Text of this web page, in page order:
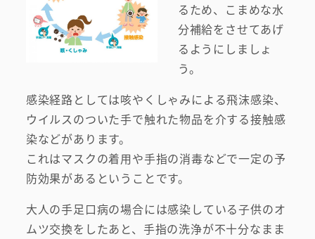
るため、こまめな水
分補給をさせてあげ
るようにしましょ
う。
感染経路としては咳やくしゃみによる飛沫感染、
ウイルスのついた手で触れた物品を介する接触感
染などがあります。
これはマスクの着用や手指の消毒などで一定の予
防効果があるということです。
大人の手足口病の場合には感染している子供のオ
ムツ交換をしたあと、手指の洗浄が不十分なまま